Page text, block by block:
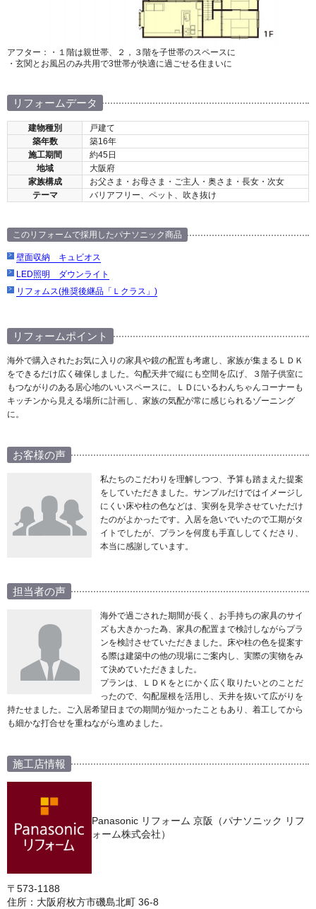
アフター：・１階は親世帯、２，３階を子世帯のスペースに
・玄関とお風呂のみ共用で3世帯が快適に過ごせる住まいに
リフォームデータ
建物種別
戸建て
築年数
築16年
施工期間
約45日
地域
大阪府
家族構成
お父さま・お母さま・ご主人・奥さま・長女・次女
テーマ
バリアフリー、ペット、吹き抜け
このリフォームで採用したパナソニック商品
壁面収納 キュビオス
LED照明 ダウンライト
リフォムス(推奨後継品「Ｌクラス」)
リフォームポイント
海外で購入されたお気に入りの家具や鏡の配置も考慮し、家族が集まるＬＤＫ
をできるだけ広く確保しました。勾配天井で縦にも空間を広げ、３階子供室に
もつながりのある居心地のいいスペースに。ＬＤにいるわんちゃんコーナーも
キッチンから見える場所に計画し、家族の気配が常に感じられるゾーニング
に。
お客様の声
私たちのこだわりを理解しつつ、予算も踏まえた提案
をしていただきました。サンプルだけではイメージし
にくい床や柱の色などは、実例を見学させていただけ
たのがよかったです。入居を急いでいたので工期がタ
イトでしたが、プランを何度も手直ししてくださり、
本当に感謝しています。
担当者の声
海外で過ごされた期間が長く、お手持ちの家具のサイ
ズも大きかった為、家具の配置まで検討しながらプラ
ンを検討させていただきました。床や柱の色を提案す
る際は建築中の他の現場にご案内し、実際の実物をみ
て決めていただきました。
プランは、ＬＤＫをとにかく広く取りたいとのことだ
ったので、勾配屋根を活用し、天井を抜いて広がりを
持たせました。ご入居希望日までの期間が短かったこともあり、着工してから
も細かな打合せを重ねながら進めました。
施工店情報
Panasonic リフォーム 京阪（パナソニック リフ
ォーム株式会社）
〒573-1188
住所：大阪府枚方市磯島北町 36-8